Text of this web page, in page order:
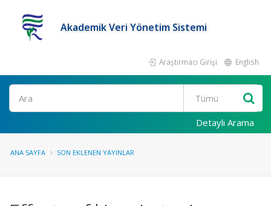
Akademik Veri Yönetim Sistemi
Araştırmacı Girişi English
Ara
Detaylı Arama
ANA SAYFA SON EKLENEN YAYINLAR